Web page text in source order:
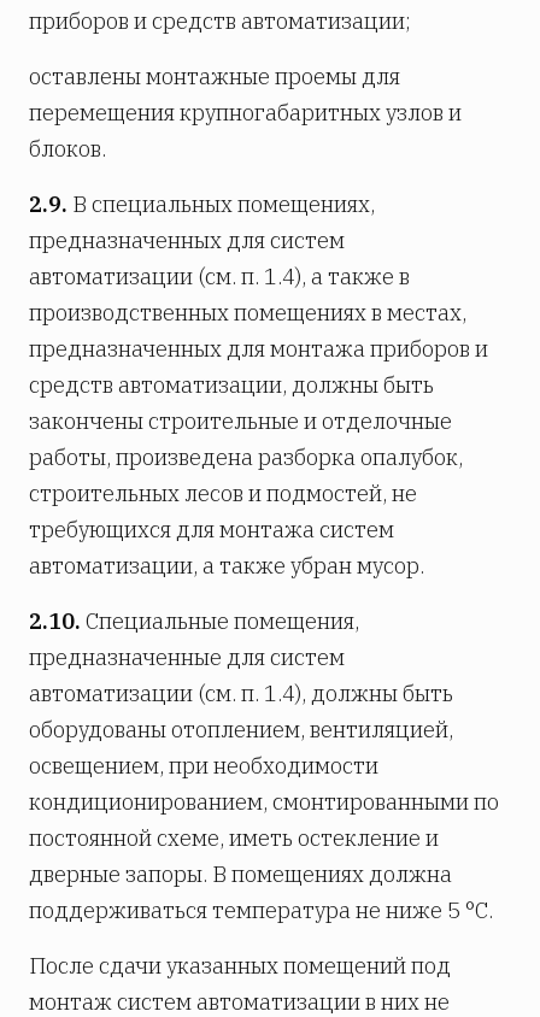
приборов и средств автоматизации;
оставлены монтажные проемы для
перемещения крупногабаритных узлов и
блоков.
2.9. В специальных помещениях,
предназначенных для систем
автоматизации (см. п. 1.4), а также в
производственных помещениях в местах,
предназначенных для монтажа приборов и
средств автоматизации, должны быть
закончены строительные и отделочные
работы, произведена разборка опалубок,
строительных лесов и подмостей, не
требующихся для монтажа систем
автоматизации, а также убран мусор.
2.10. Специальные помещения,
предназначенные для систем
автоматизации (см. п. 1.4), должны быть
оборудованы отоплением, вентиляцией,
освещением, при необходимости
кондиционированием, смонтированными по
постоянной схеме, иметь остекление и
дверные запоры. В помещениях должна
поддерживаться температура не ниже 5 °С.
После сдачи указанных помещений под
монтаж систем автоматизации в них не